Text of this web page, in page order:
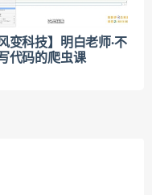
风变科技】明白老师·不
代码的爬虫课